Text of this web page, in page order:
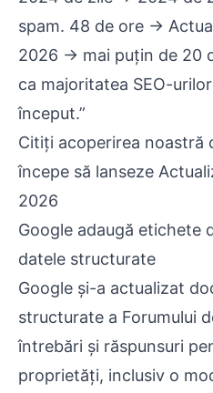
spam. 48 de ore →
2026 → mai puțin de 20
ca majoritatea SEO-
început.”
Citiți acoperirea noastră
începe să lanseze
2026
Google adaugă etichete
datele structurate
Google și-a actualizat
structurate a Forumului
întrebări și răspunsuri
proprietăți, inclusiv o